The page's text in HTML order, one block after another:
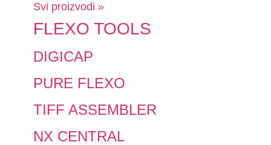
Svi proizvodi »
FLEXO TOOLS
DIGICAP
PURE FLEXO
TIFF ASSEMBLER
NX CENTRAL